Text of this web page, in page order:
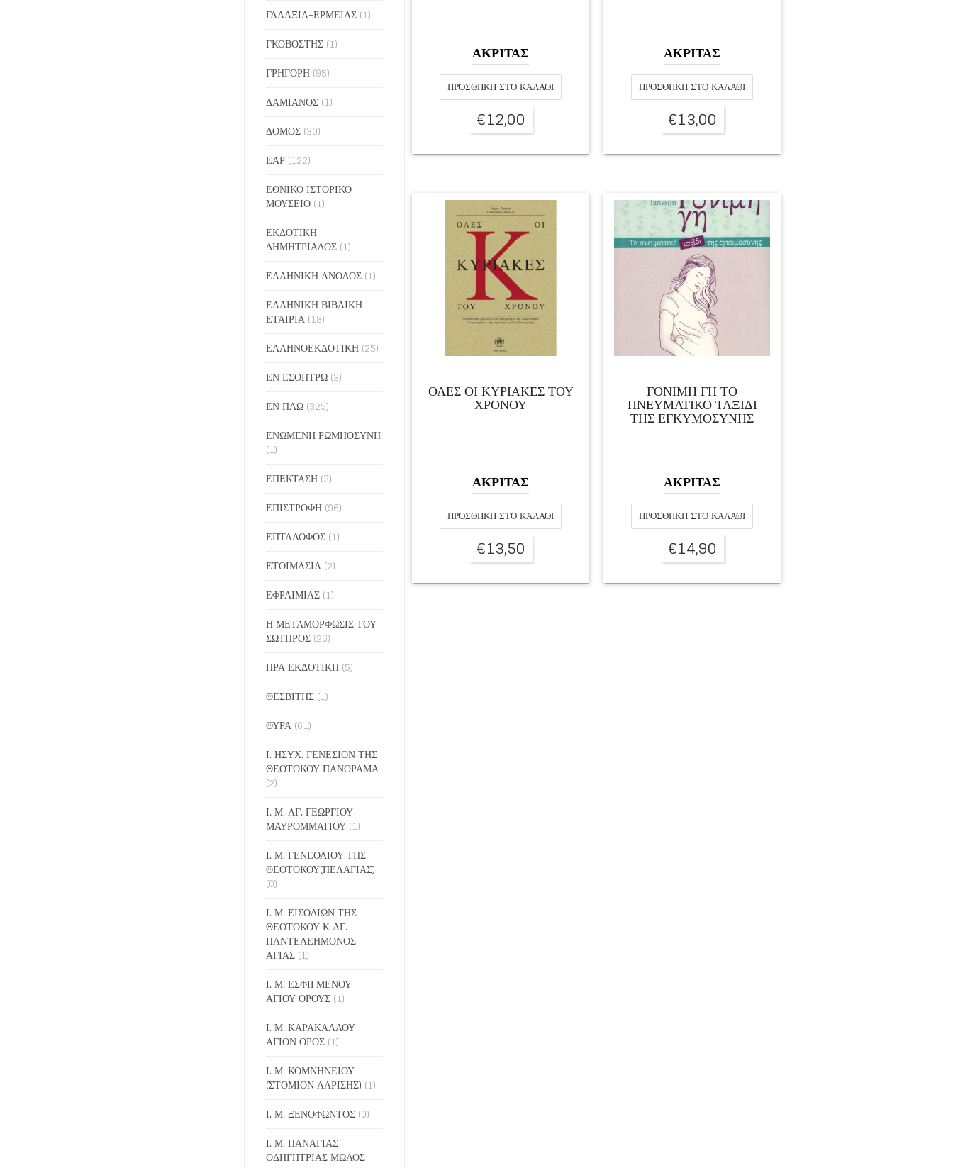
ΑΚΡΙΤΑΣ
ΠΡΟΣΘΉΚΗ ΣΤΟ ΚΑΛΆΘΙ
€12,00
ΑΚΡΙΤΑΣ
ΠΡΟΣΘΉΚΗ ΣΤΟ ΚΑΛΆΘΙ
€13,00
ΟΛΕΣ ΟΙ ΚΥΡΙΑΚΕΣ ΤΟΥ
ΧΡΟΝΟΥ
ΑΚΡΙΤΑΣ
ΠΡΟΣΘΉΚΗ ΣΤΟ ΚΑΛΆΘΙ
€13,50
ΓΟΝΙΜΗ ΓΗ ΤΟ
ΠΝΕΥΜΑΤΙΚΟ ΤΑΞΙΔΙ
ΤΗΣ ΕΓΚΥΜΟΣΥΝΗΣ
ΑΚΡΙΤΑΣ
ΠΡΟΣΘΉΚΗ ΣΤΟ ΚΑΛΆΘΙ
€14,90
ΓΑΛΑΞΙΑ-ΕΡΜΕΙΑΣ (1)
ΓΚΟΒΟΣΤΗΣ (1)
ΓΡΗΓΟΡΗ (95)
ΔΑΜΙΑΝΟΣ (1)
ΔΟΜΟΣ (30)
ΕΑΡ (122)
ΕΘΝΙΚΟ ΙΣΤΟΡΙΚΟ
ΜΟΥΣΕΙΟ (1)
ΕΚΔΟΤΙΚΗ
ΔΗΜΗΤΡΙΑΔΟΣ (1)
ΕΛΛΗΝΙΚΗ ΑΝΟΔΟΣ (1)
ΕΛΛΗΝΙΚΗ ΒΙΒΛΙΚΗ
ΕΤΑΙΡΙΑ (18)
ΕΛΛΗΝΟΕΚΔΟΤΙΚΗ (25)
ΕΝ ΕΣΟΠΤΡΩ (3)
ΕΝ ΠΛΩ (325)
ΕΝΩΜΕΝΗ ΡΩΜΗΟΣΥΝΗ
(1)
ΕΠΕΚΤΑΣΗ (3)
ΕΠΙΣΤΡΟΦΗ (96)
ΕΠΤΑΛΟΦΟΣ (1)
ΕΤΟΙΜΑΣΙΑ (2)
ΕΦΡΑΙΜΙΑΣ (1)
Η ΜΕΤΑΜΟΡΦΩΣΙΣ ΤΟΥ
ΣΩΤΗΡΟΣ (26)
ΗΡΑ ΕΚΔΟΤΙΚΗ (5)
ΘΕΣΒΙΤΗΣ (1)
ΘΥΡΑ (61)
Ι. ΗΣΥΧ. ΓΕΝΕΣΙΟΝ ΤΗΣ
ΘΕΟΤΟΚΟΥ ΠΑΝΟΡΑΜΑ
(2)
Ι. Μ. ΑΓ. ΓΕΩΡΓΙΟΥ
ΜΑΥΡΟΜΜΑΤΙΟΥ (1)
Ι. Μ. ΓΕΝΕΘΛΙΟΥ ΤΗΣ
ΘΕΟΤΟΚΟΥ(ΠΕΛΑΓΙΑΣ)
(0)
Ι. Μ. ΕΙΣΟΔΙΩΝ ΤΗΣ
ΘΕΟΤΟΚΟΥ Κ ΑΓ.
ΠΑΝΤΕΛΕΗΜΟΝΟΣ
ΑΓΙΑΣ (1)
Ι. Μ. ΕΣΦΙΓΜΕΝΟΥ
ΑΓΙΟΥ ΟΡΟΥΣ (1)
Ι. Μ. ΚΑΡΑΚΑΛΛΟΥ
ΑΓΙΟΝ ΟΡΟΣ (1)
Ι. Μ. ΚΟΜΝΗΝΕΙΟΥ
(ΣΤΟΜΙΟΝ ΛΑΡΙΣΗΣ) (1)
Ι. Μ. ΞΕΝΟΦΩΝΤΟΣ (0)
Ι. Μ. ΠΑΝΑΓΙΑΣ
ΟΔΗΓΗΤΡΙΑΣ ΜΩΛΟΣ